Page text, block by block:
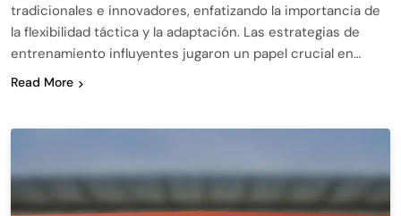
tradicionales e innovadores, enfatizando la importancia de
la flexibilidad táctica y la adaptación. Las estrategias de
entrenamiento influyentes jugaron un papel crucial en…
Read More